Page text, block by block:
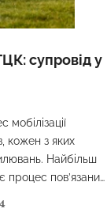
супровід у
кожен з яких
Найбільш
процес пов’язаний